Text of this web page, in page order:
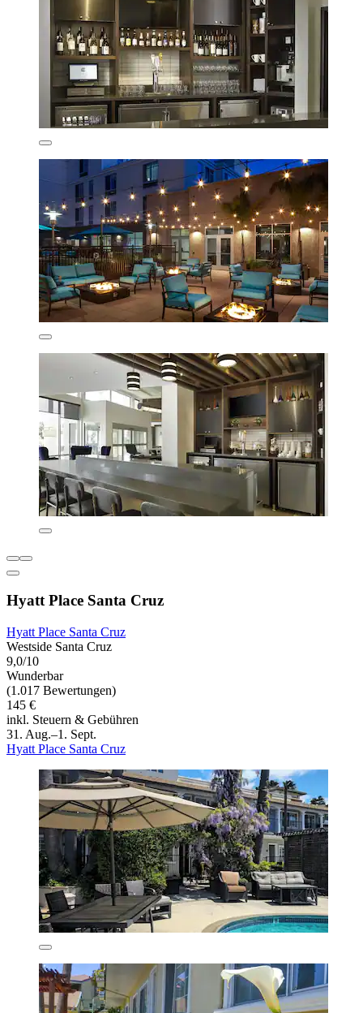
Hyatt Place Santa Cruz
Hyatt Place Santa Cruz
Westside Santa Cruz
9,0/10
Wunderbar
(1.017 Bewertungen)
145 €
inkl. Steuern & Gebühren
31. Aug.–1. Sept.
Hyatt Place Santa Cruz